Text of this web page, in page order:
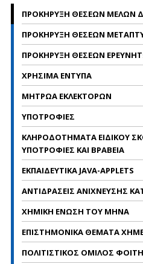
ΠΡΟΚΗΡΥΞΗ ΘΕΣΕΩΝ ΜΕΛΩΝ
ΠΡΟΚΗΡΥΞΗ ΘΕΣΕΩΝ
ΠΡΟΚΗΡΥΞΗ ΘΕΣΕΩΝ
ΧΡΗΣΙΜΑ ΕΝΤΥΠΑ
ΜΗΤΡΩΑ ΕΚΛΕΚΤΟΡΩΝ
ΥΠΟΤΡΟΦΙΕΣ
ΚΛΗΡΟΔΟΤΗΜΑΤΑ ΕΙΔΙΚΟΥ
ΥΠΟΤΡΟΦΙΕΣ ΚΑΙ ΒΡΑΒΕΙΑ
ΕΚΠΑΙΔΕΥΤΙΚΑ JAVA-APPLETS
ΑΝΤΙΔΡΑΣΕΙΣ ΑΝΙΧΝΕΥΣΗΣ
ΧΗΜΙΚΗ ΕΝΩΣΗ ΤΟΥ ΜΗΝΑ
ΕΠΙΣΤΗΜΟΝΙΚΑ ΘΕΜΑΤΑ
ΠΟΛΙΤΙΣΤΙΚΟΣ ΟΜΙΛΟΣ